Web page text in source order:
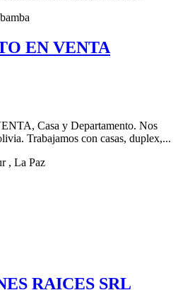
EN VENTA
Casa y Departamento. Nos
Trabajamos con casas, duplex,...
, La Paz
RAICES SRL